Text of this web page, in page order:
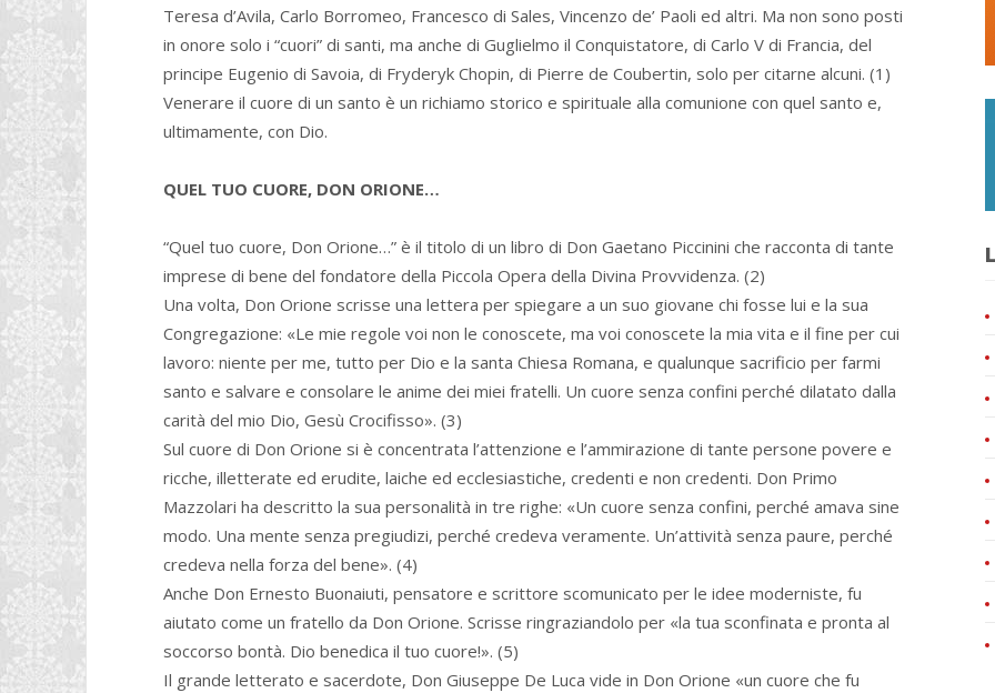
Teresa d’Avila, Carlo Borromeo, Francesco di Sales, Vincenzo de’ Paoli ed altri. Ma non sono posti
in onore solo i “cuori” di santi, ma anche di Guglielmo il Conquistatore, di Carlo V di Francia, del
principe Eugenio di Savoia, di Fryderyk Chopin, di Pierre de Coubertin, solo per citarne alcuni. (1)
Venerare il cuore di un santo è un richiamo storico e spirituale alla comunione con quel santo e,
ultimamente, con Dio.
QUEL TUO CUORE, DON ORIONE…
“Quel tuo cuore, Don Orione…” è il titolo di un libro di Don Gaetano Piccinini che racconta di tante
imprese di bene del fondatore della Piccola Opera della Divina Provvidenza. (2)
Una volta, Don Orione scrisse una lettera per spiegare a un suo giovane chi fosse lui e la sua
Congregazione: «Le mie regole voi non le conoscete, ma voi conoscete la mia vita e il fine per cui
lavoro: niente per me, tutto per Dio e la santa Chiesa Romana, e qualunque sacrificio per farmi
santo e salvare e consolare le anime dei miei fratelli. Un cuore senza confini perché dilatato dalla
carità del mio Dio, Gesù Crocifisso». (3)
Sul cuore di Don Orione si è concentrata l’attenzione e l’ammirazione di tante persone povere e
ricche, illetterate ed erudite, laiche ed ecclesiastiche, credenti e non credenti. Don Primo
Mazzolari ha descritto la sua personalità in tre righe: «Un cuore senza confini, perché amava sine
modo. Una mente senza pregiudizi, perché credeva veramente. Un’attività senza paure, perché
credeva nella forza del bene». (4)
Anche Don Ernesto Buonaiuti, pensatore e scrittore scomunicato per le idee moderniste, fu
aiutato come un fratello da Don Orione. Scrisse ringraziandolo per «la tua sconfinata e pronta al
soccorso bontà. Dio benedica il tuo cuore!». (5)
Il grande letterato e sacerdote, Don Giuseppe De Luca vide in Don Orione «un cuore che fu